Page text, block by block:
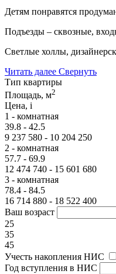
Детям понравятся
Подъезды – сквозные,
Светлые холлы,
Читать далее Свернуть
Тип квартиры
Площадь, м2
Цена, i
1 - комнатная
39.8 - 42.5
9 237 580 - 10 204 250
2 - комнатная
57.7 - 69.9
12 474 740 - 15 601 680
3 - комнатная
78.4 - 84.5
16 714 880 - 18 522 400
Ваш возраст
25
35
45
Учесть накопления НИС
Год вступления в НИС